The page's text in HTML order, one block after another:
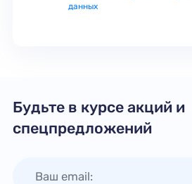
данных
Будьте в курсе акций и
спецпредложений